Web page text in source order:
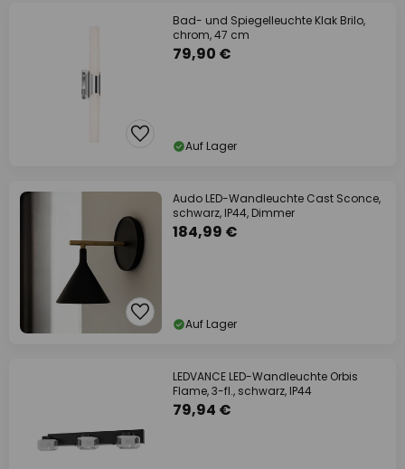
Bad- und Spiegelleuchte Klak Brilo,
chrom, 47 cm
79,90 €
Auf Lager
Audo LED-Wandleuchte Cast Sconce,
schwarz, IP44, Dimmer
184,99 €
Auf Lager
LEDVANCE LED-Wandleuchte Orbis
Flame, 3-fl., schwarz, IP44
79,94 €